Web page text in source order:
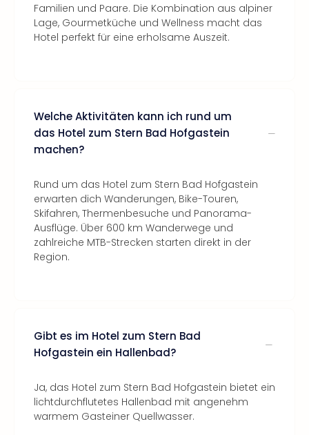
Familien und Paare. Die Kombination aus alpiner
Lage, Gourmetküche und Wellness macht das
Hotel perfekt für eine erholsame Auszeit.
Welche Aktivitäten kann ich rund um
das Hotel zum Stern Bad Hofgastein
machen?
Rund um das Hotel zum Stern Bad Hofgastein
erwarten dich Wanderungen, Bike-Touren,
Skifahren, Thermenbesuche und Panorama-
Ausflüge. Über 600 km Wanderwege und
zahlreiche MTB-Strecken starten direkt in der
Region.
Gibt es im Hotel zum Stern Bad
Hofgastein ein Hallenbad?
Ja, das Hotel zum Stern Bad Hofgastein bietet ein
lichtdurchflutetes Hallenbad mit angenehm
warmem Gasteiner Quellwasser.